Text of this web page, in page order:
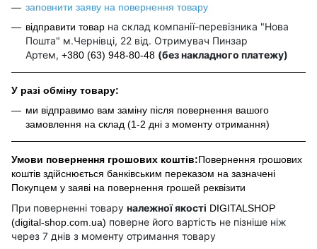
заповнити заяву на повернення товару
відправити товар на склад компанії-перевізника "Нова
Пошта" м.Чернівці, 22 від. Отримувач Пинзар
Артем, +380 (63) 948-80-48 (без накладного платежу)
У разі обміну товару:
ми відправимо вам заміну після повернення вашого
замовлення на склад (1-2 дні з моменту отримання)
Умови повернення грошових коштів:Повернення грошових
коштів здійснюється банківським переказом на зазначені
Покупцем у заяві на повернення грошей реквізити
При поверненні товару належної якості DIGITALSHOP
(digital-shop.com.ua) поверне його вартість не пізніше ніж
через 7 днів з моменту отримання товару